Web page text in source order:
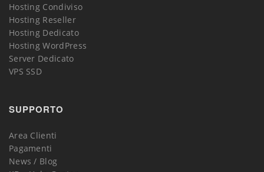
Hosting Condiviso
Hosting Reseller
Hosting Dedicato
Hosting WordPress
Server Dedicato
VPS SSD
SUPPORTO
Area Clienti
Pagamenti
News / Blog